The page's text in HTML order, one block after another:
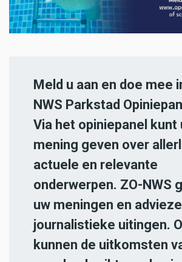
Meld u aan en doe mee
NWS Parkstad
Via het opiniepanel kunt
mening geven over
actuele en relevante
onderwerpen. ZO-NWS
uw meningen en
journalistieke uitingen.
kunnen de uitkomsten